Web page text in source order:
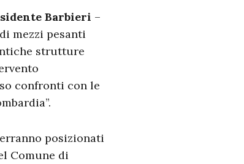
Barbieri –
mezzi pesanti
strutture
confronti con le
posizionati
Comune di